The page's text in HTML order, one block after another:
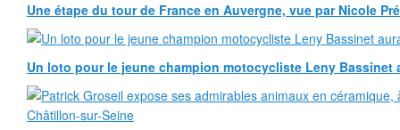
Une étape du tour de France en Auvergne, vue par Nicole
Un loto pour le jeune champion motocycliste Leny Bassinet